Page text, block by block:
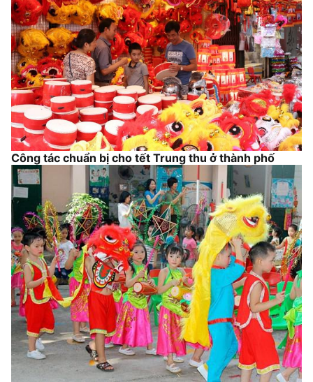
Công tác chuẩn bị cho tết Trung thu ở thành phố